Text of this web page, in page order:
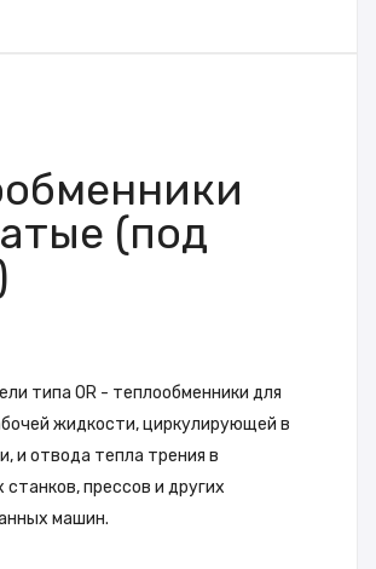
(под
типа ОR - теплообменники для
жидкости, циркулирующей в
и отвода тепла трения в
прессов и других
машин.